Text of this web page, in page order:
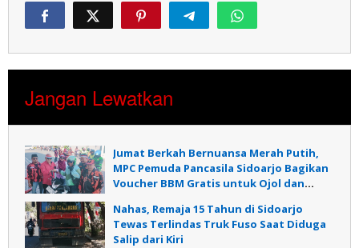
Jangan Lewatkan
Jumat Berkah Bernuansa Merah Putih,
MPC Pemuda Pancasila Sidoarjo Bagikan
Voucher BBM Gratis untuk Ojol dan
Nahas, Remaja 15 Tahun di Sidoarjo
Tewas Terlindas Truk Fuso Saat Diduga
Salip dari Kiri